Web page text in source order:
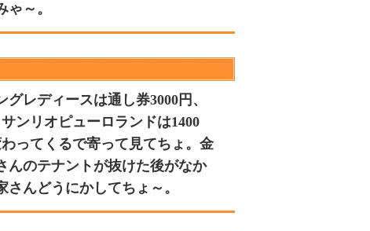
～。
レディースは通し券3000円、
ンリオピューロランドは1400
ってくるで寄って見てちょ。金
んのテナントが抜けた後がなか
んどうにかしてちょ～。